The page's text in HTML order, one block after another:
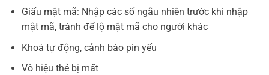
Giấu mật mã: Nhập các số ngẫu nhiên trước khi nhập
mật mã, tránh để lộ mật mã cho người khác
Khoá tự động, cảnh báo pin yếu
Vô hiệu thẻ bị mất